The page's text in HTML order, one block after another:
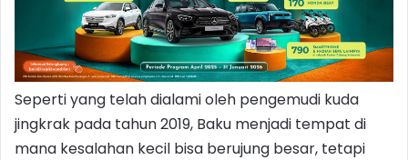
Seperti yang telah dialami oleh pengemudi kuda
jingkrak pada tahun 2019, Baku menjadi tempat di
mana kesalahan kecil bisa berujung besar, tetapi